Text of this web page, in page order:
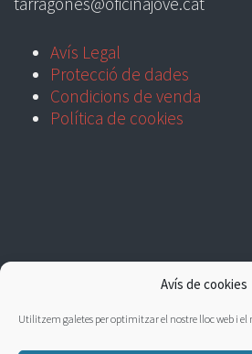
Avís de cookies
Utilitzem galetes per optimitzar el nostre lloc web i el
Avís Legal
Protecció de dades
Condicions de venda
Política de cookies